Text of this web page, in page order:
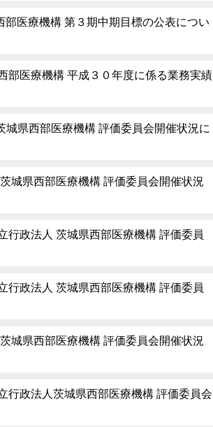
部医療機構 第３期中期目標の公表につい
部医療機構 平成３０年度に係る業務実績
城県西部医療機構 評価委員会開催状況に
城県西部医療機構 評価委員会開催状況
行政法人 茨城県西部医療機構 評価委員
行政法人 茨城県西部医療機構 評価委員
城県西部医療機構 評価委員会開催状況
行政法人茨城県西部医療機構 評価委員会